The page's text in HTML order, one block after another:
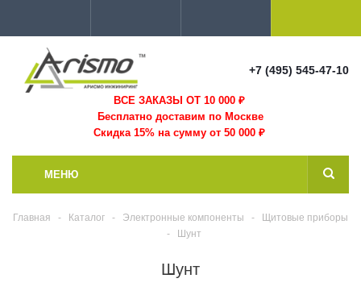
+7 (495) 545-47-10
ВСЕ ЗАКАЗЫ ОТ 10 000₽
Бесплатно доставим по Москве
Скидка 15% на сумму от 50 000 ₽
МЕНЮ
Главная - Каталог - Электронные компоненты -
Щитовые приборы
-
Шунт
Шунт